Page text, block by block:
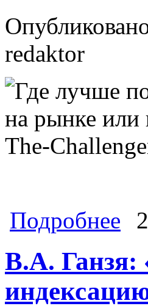
redaktor
Подробнее о
В.А. Ганзя: